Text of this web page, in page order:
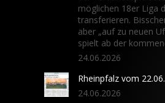
möglichen 18er Liga
transferieren.
aber „auf zu neuen
spielt ab der
24.06.2026
Rheinpfalz vom
24.06.2026